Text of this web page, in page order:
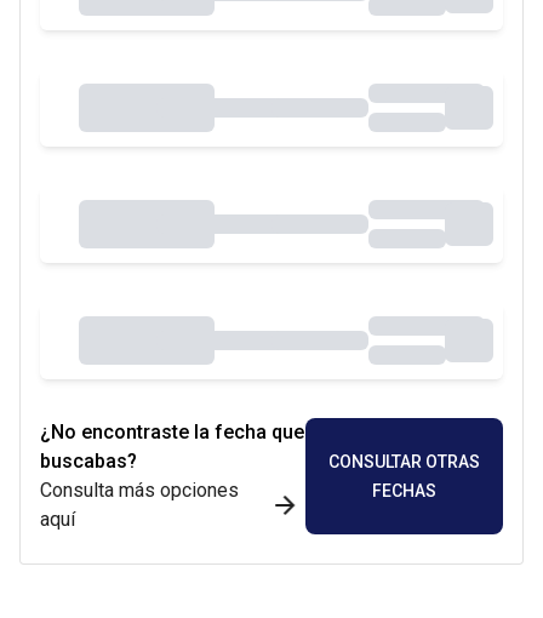
¿No encontraste la fecha que
buscabas?
Consulta más opciones
aquí
CONSULTAR OTRAS
FECHAS